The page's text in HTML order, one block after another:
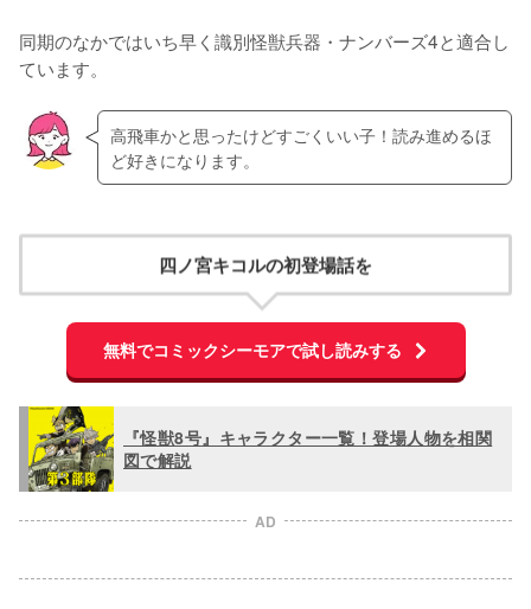
同期のなかではいち早く識別怪獣兵器・ナンバーズ4と適合し
ています。
高飛車かと思ったけどすごくいい子！読み進めるほ
ど好きになります。
四ノ宮キコルの初登場話を
無料でコミックシーモアで試し読みする
『怪獣8号』キャラクター一覧！登場人物を相関
図で解説
AD